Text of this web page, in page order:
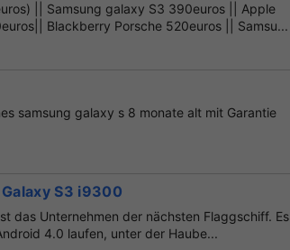
|| Samsung galaxy S3 390euros || Apple
Blackberry Porsche 520euros || Samsu...
samsung galaxy s 8 monate alt mit Garantie
S3 i9300
das Unternehmen der nächsten Flaggschiff. Es
4.0 laufen, unter der Haube...